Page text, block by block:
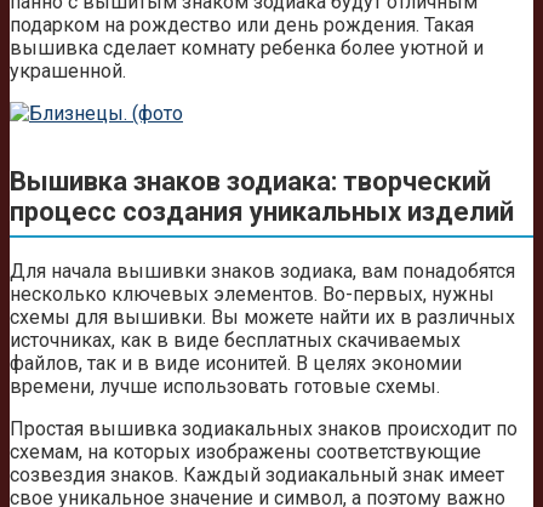
подарком на рождество или день рождения. Такая
вышивка сделает комнату ребенка более уютной и
украшенной.
Вышивка знаков зодиака: творческий
процесс создания уникальных изделий
Для начала вышивки знаков зодиака, вам понадобятся
несколько ключевых элементов. Во-первых, нужны
схемы для вышивки. Вы можете найти их в различных
источниках, как в виде бесплатных скачиваемых
файлов, так и в виде исонитей. В целях экономии
времени, лучше использовать готовые схемы.
Простая вышивка зодиакальных знаков происходит по
схемам, на которых изображены соответствующие
созвездия знаков. Каждый зодиакальный знак имеет
свое уникальное значение и символ, а поэтому важно